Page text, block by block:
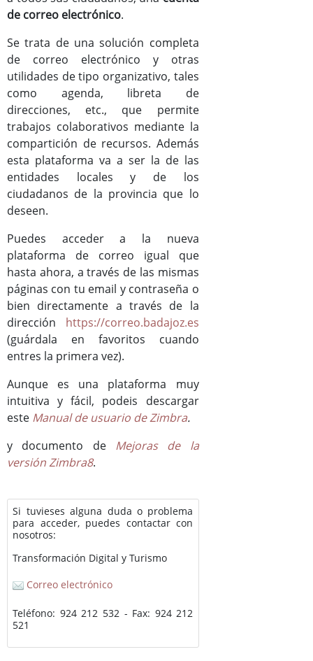
Mejoras versión Zimbra8
Manual de usuario de Zimbra
de correo electrónico.
Se trata de una solución completa
de correo electrónico y otras
utilidades de tipo organizativo, tales
como agenda, libreta de
direcciones, etc., que permite
trabajos colaborativos mediante la
compartición de recursos. Además
esta plataforma va a ser la de las
entidades locales y de los
ciudadanos de la provincia que lo
deseen.
Puedes acceder a la nueva
plataforma de correo igual que
hasta ahora, a través de las mismas
páginas con tu email y contraseña o
bien directamente a través de la
dirección https://correo.badajoz.es
(guárdala en favoritos cuando
entres la primera vez).
Aunque es una plataforma muy
intuitiva y fácil, podeis descargar
este Manual de usuario de Zimbra.
y documento de Mejoras de la
versión Zimbra8.
Si tuvieses alguna duda o problema
para acceder, puedes contactar con
nosotros:
Transformación Digital y Turismo
Correo electrónico
Teléfono: 924 212 532 - Fax: 924 212
521